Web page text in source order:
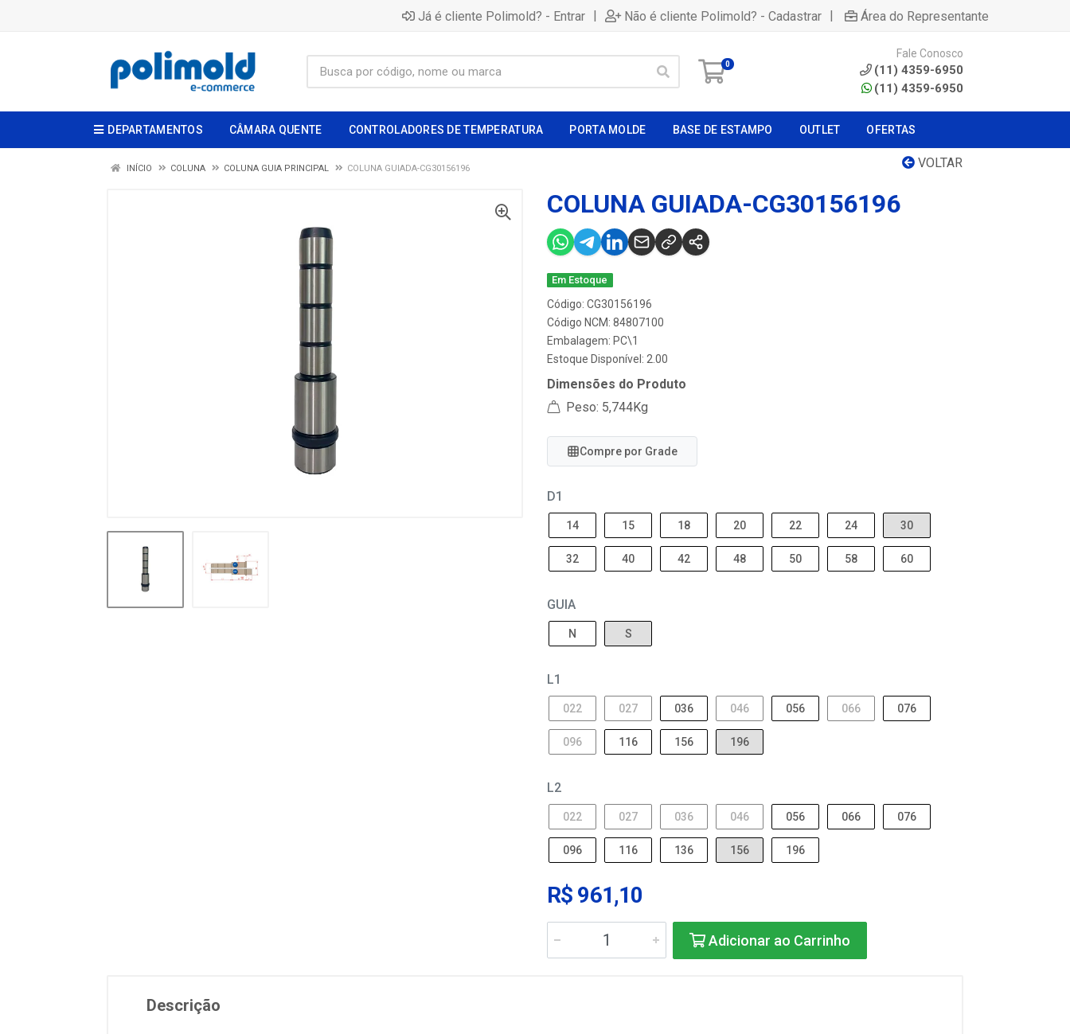
Já é cliente Polimold? - Entrar | Não é cliente Polimold? - Cadastrar | Área do Representante
0
Fale Conosco
(11) 4359-6950
(11) 4359-6950
DEPARTAMENTOS CÂMARA QUENTE CONTROLADORES DE TEMPERATURA PORTA MOLDE BASE DE ESTAMPO OUTLET OFERTAS
VOLTAR
INÍCIO COLUNA COLUNA GUIA PRINCIPAL COLUNA GUIADA-CG30156196
COLUNA GUIADA-CG30156196
Em Estoque
Código: CG30156196
Código NCM: 84807100
Embalagem: PC\1
Estoque Disponível: 2.00
Dimensões do Produto
Peso: 5,744Kg
Compre por Grade
D1
14 15 18 20 22 24 30
32 40 42 48 50 58 60
GUIA
N S
L1
022 027 036 046 056 066 076
096 116 156 196
L2
022 027 036 046 056 066 076
096 116 136 156 196
R$ 961,10
Adicionar ao Carrinho
Descrição